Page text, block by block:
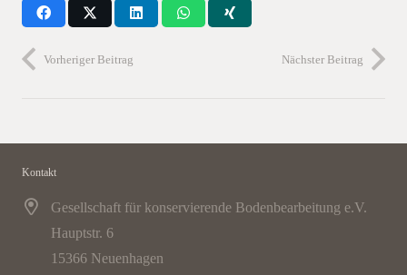
Vorheriger Beitrag Nächster Beitrag
Kontakt
Gesellschaft für konservierende Bodenbearbeitung e.V.
Hauptstr. 6
15366 Neuenhagen